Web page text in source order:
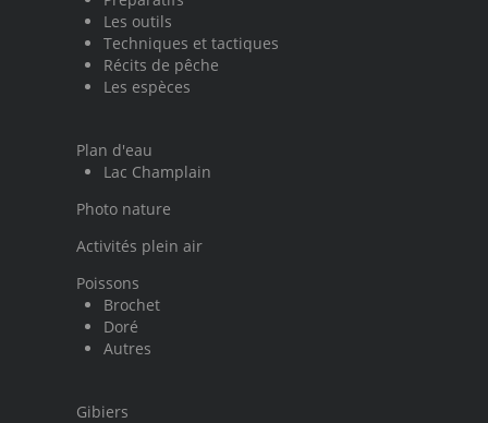
Les outils
Techniques et tactiques
Récits de pêche
Les espèces
Plan d'eau
Lac Champlain
Photo nature
Activités plein air
Poissons
Brochet
Doré
Autres
Gibiers